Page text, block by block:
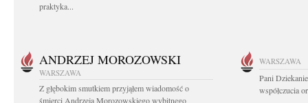
praktyka...
ANDRZEJ MOROZOWSKI
WARSZAWA
Z głębokim smutkiem przyjąłem wiadomość o
śmierci Andrzeja Morozowskiego wybitnego
WARSZAWA
Pani
współczucia